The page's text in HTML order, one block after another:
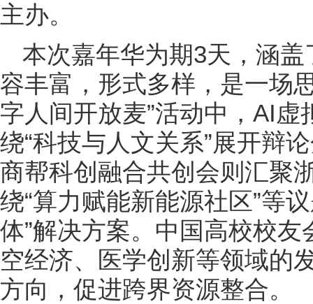
主办。
本次嘉年华为期3天，涵
容丰富，形式多样，是一场
字人间开放麦”活动中，AI
绕“科技与人文关系”展开辩
商帮科创融合共创会则汇聚
绕“算力赋能新能源社区”等
体”解决方案。中国高校校
空经济、医学创新等领域的
方向，促进跨界资源整合。